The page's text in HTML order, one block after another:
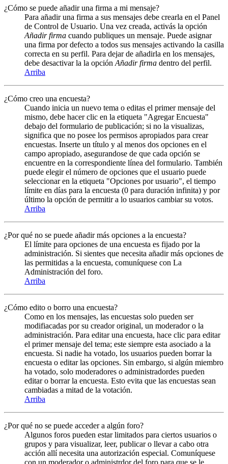
¿Cómo se puede añadir una firma a mi mensaje?
Para añadir una firma a sus mensajes debe crearla en el Panel
de Control de Usuario. Una vez creada, activás la opción
Añadir firma cuando publiques un mensaje. Puede asignar
una firma por defecto a todos sus mensajes activando la casilla
correcta en su perfil. Para dejar de añadirla en los mensajes,
debe desactivar la la opción Añadir firma dentro del perfil.
Arriba
¿Cómo creo una encuesta?
Cuando inicia un nuevo tema o editas el primer mensaje del
mismo, debe hacer clic en la etiqueta "Agregar Encuesta"
debajo del formulario de publicación; si no la visualizas,
significa que no posee los permisos apropiados para crear
encuestas. Inserte un título y al menos dos opciones en el
campo apropiado, asegurandose de que cada opción se
encuentre en la correspondiente línea del formulario. También
puede elegir el número de opciones que el usuario puede
seleccionar en la etiqueta "Opciones por usuario", el tiempo
límite en días para la encuesta (0 para duración infinita) y por
último la opción de permitir a lo usuarios cambiar su votos.
Arriba
¿Por qué no se puede añadir más opciones a la encuesta?
El límite para opciones de una encuesta es fijado por la
administración. Si sientes que necesita añadir más opciones de
las permitidas a la encuesta, comuníquese con La
Administración del foro.
Arriba
¿Cómo edito o borro una encuesta?
Como en los mensajes, las encuestas solo pueden ser
modifiacadas por su creador original, un moderador o la
administración. Para editar una encuesta, hace clic para editar
el primer mensaje del tema; este siempre esta asociado a la
encuesta. Si nadie ha votado, los usuarios pueden borrar la
encuesta o editar las opciones. Sin embargo, si algún miembro
ha votado, solo moderadores o administradordes pueden
editar o borrar la encuesta. Esto evita que las encuestas sean
cambiadas a mitad de la votación.
Arriba
¿Por qué no se puede acceder a algún foro?
Algunos foros pueden estar limitados para ciertos usuarios o
grupos y para visualizar, leer, publicar o llevar a cabo otra
acción allí necesita una autorización especial. Comuníquese